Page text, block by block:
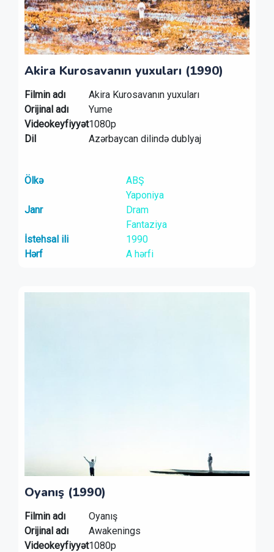
Akira Kurosavanın yuxuları (1990)
Filmin adı
Akira Kurosavanın yuxuları
Orijinal adı
Yume
Videokeyfiyyət1080p
Dil
Azərbaycan dilində dublyaj
Ölkə
ABŞ
Yaponiya
Janr
Dram
Fantaziya
İstehsal ili
1990
Hərf
A hərfi
Oyanış (1990)
Filmin adı
Oyanış
Orijinal adı
Awakenings
Videokeyfiyyət1080p